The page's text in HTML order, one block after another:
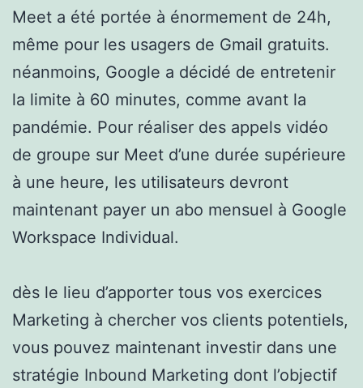
Meet a été portée à énormement de 24h,
même pour les usagers de Gmail gratuits.
néanmoins, Google a décidé de entretenir
la limite à 60 minutes, comme avant la
pandémie. Pour réaliser des appels vidéo
de groupe sur Meet d’une durée supérieure
à une heure, les utilisateurs devront
maintenant payer un abo mensuel à Google
Workspace Individual.
dès le lieu d’apporter tous vos exercices
Marketing à chercher vos clients potentiels,
vous pouvez maintenant investir dans une
stratégie Inbound Marketing dont l’objectif